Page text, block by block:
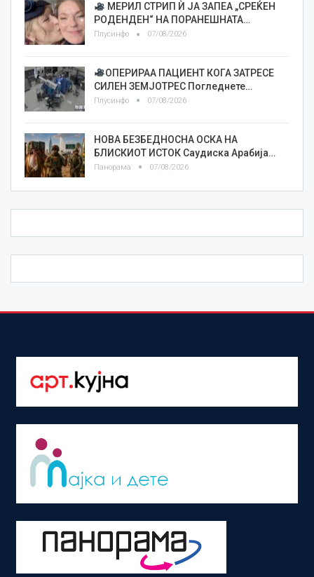
МЕРИЛ СТРИП Ѝ ЈА ЗАПЕА „СРЕЌЕН
РОДЕНДЕН“ НА ПОРАНЕШНАТА…
Плусинфо 07/08/2026
ОПЕРИРАА ПАЦИЕНТ КОГА ЗАТРЕСЕ
СИЛЕН ЗЕМЈОТРЕС Погледнете…
Плусинфо 07/08/2026
НОВА БЕЗБЕДНОСНА ОСКА НА
БЛИСКИОТ ИСТОК Саудиска Арабија…
Панорама 07/08/2026